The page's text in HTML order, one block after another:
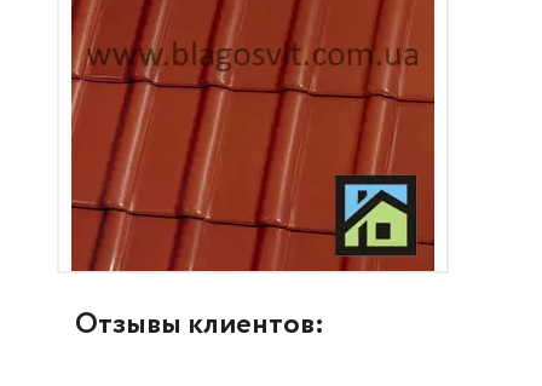
Отзывы клиентов: